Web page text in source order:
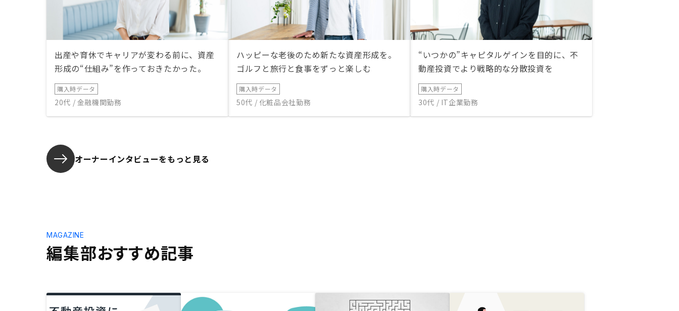
出産や育休でキャリアが変わる前に、資産
形成の“仕組み”を作っておきたかった。
購入時データ
20代 / 金融機関勤務
ハッピーな老後のため新たな資産形成を。
ゴルフと旅行と食事をずっと楽しむ
購入時データ
50代 / 化粧品会社勤務
“いつかの”キャピタルゲインを目的に、不
動産投資でより戦略的な分散投資を
購入時データ
30代 / IT企業勤務
オーナーインタビューをもっと見る
編集部おすすめ記事
MAGAZINE